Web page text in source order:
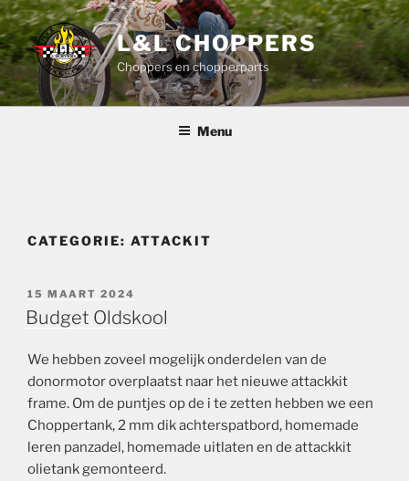
Ga
naar
de
inhoud
L&L CHOPPERS
Choppers en chopperparts
Menu
CATEGORIE: ATTACKIT
GEPLAATST
OP
15 MAART 2024
Budget Oldskool
We hebben zoveel mogelijk onderdelen van de
donormotor overplaatst naar het nieuwe attackkit
frame. Om de puntjes op de i te zetten hebben we een
Choppertank, 2 mm dik achterspatbord, homemade
leren panzadel, homemade uitlaten en de attackkit
olietank gemonteerd.